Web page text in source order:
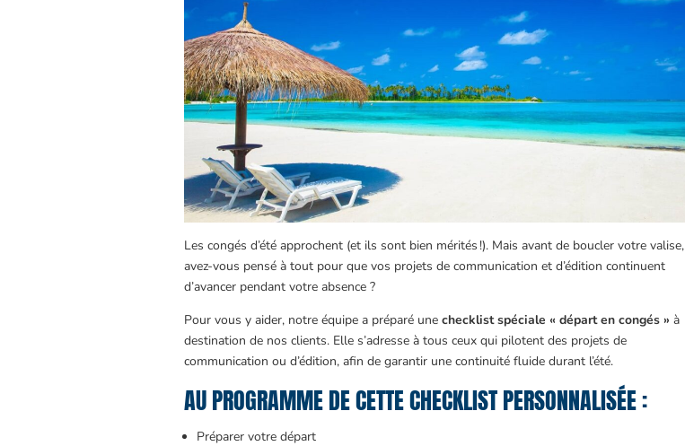
Les congés d’été approchent (et ils sont bien mérités !). Mais avant de boucler votre valise,
avez-vous pensé à tout pour que vos projets de communication et d’édition continuent
d’avancer pendant votre absence ?
Pour vous y aider, notre équipe a préparé unechecklist spéciale « départ en congés » à
destination de nos clients. Elle s’adresse à tous ceux qui pilotent des projets de
communication ou d’édition, afin de garantir une continuité fluide durant l’été.
AU PROGRAMME DE CETTE CHECKLIST PERSONNALISÉE :
Préparer votre départ